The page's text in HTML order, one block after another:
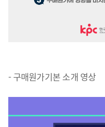
- 구매원가기본 소개 영상